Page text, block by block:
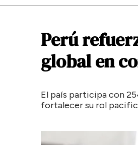
Perú
globalen
El país participa con
fortalecer su rol